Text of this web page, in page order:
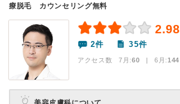
療脱毛 カウンセリング無料
2.98
2件 35件
アクセス数 7月:60 | 6月:144